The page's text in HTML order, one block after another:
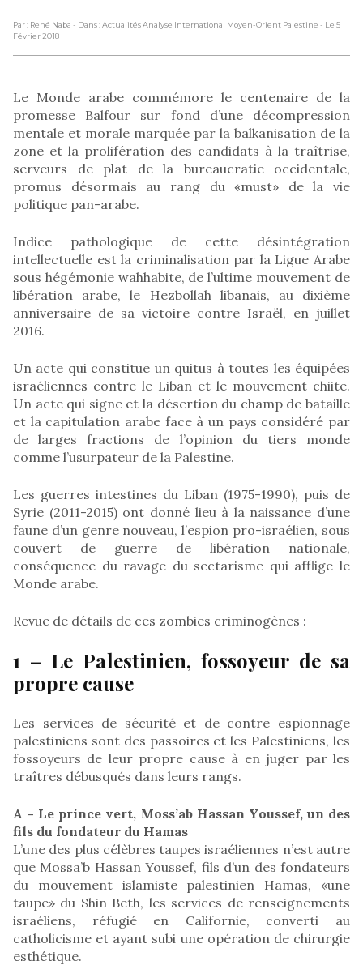
Par : René Naba - Dans : Actualités Analyse International Moyen-Orient Palestine - Le 5
Février 2018
Le Monde arabe commémore le centenaire de la
promesse Balfour sur fond d’une décompression
mentale et morale marquée par la balkanisation de la
zone et la prolifération des candidats à la traîtrise,
serveurs de plat de la bureaucratie occidentale,
promus désormais au rang du «must» de la vie
politique pan-arabe.
Indice pathologique de cette désintégration
intellectuelle est la criminalisation par la Ligue Arabe
sous hégémonie wahhabite, de l’ultime mouvement de
libération arabe, le Hezbollah libanais, au dixième
anniversaire de sa victoire contre Israël, en juillet
2016.
Un acte qui constitue un quitus à toutes les équipées
israéliennes contre le Liban et le mouvement chiite.
Un acte qui signe et la désertion du champ de bataille
et la capitulation arabe face à un pays considéré par
de larges fractions de l’opinion du tiers monde
comme l’usurpateur de la Palestine.
Les guerres intestines du Liban (1975-1990), puis de
Syrie (2011-2015) ont donné lieu à la naissance d’une
faune d’un genre nouveau, l’espion pro-israélien, sous
couvert de guerre de libération nationale,
conséquence du ravage du sectarisme qui afflige le
Monde arabe.
Revue de détails de ces zombies criminogènes :
1 – Le Palestinien, fossoyeur de sa
propre cause
Les services de sécurité et de contre espionnage
palestiniens sont des passoires et les Palestiniens, les
fossoyeurs de leur propre cause à en juger par les
traîtres débusqués dans leurs rangs.
A – Le prince vert, Moss’ab Hassan Youssef, un des
fils du fondateur du Hamas
L’une des plus célèbres taupes israéliennes n’est autre
que Mossa’b Hassan Youssef, fils d’un des fondateurs
du mouvement islamiste palestinien Hamas, «une
taupe» du Shin Beth, les services de renseignements
israéliens, réfugié en Californie, converti au
catholicisme et ayant subi une opération de chirurgie
esthétique.